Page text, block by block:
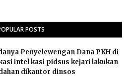
POSTS
Penyelewengan Dana PKH di
intel kasi pidsus kejari lakukan
dikantor dinsos